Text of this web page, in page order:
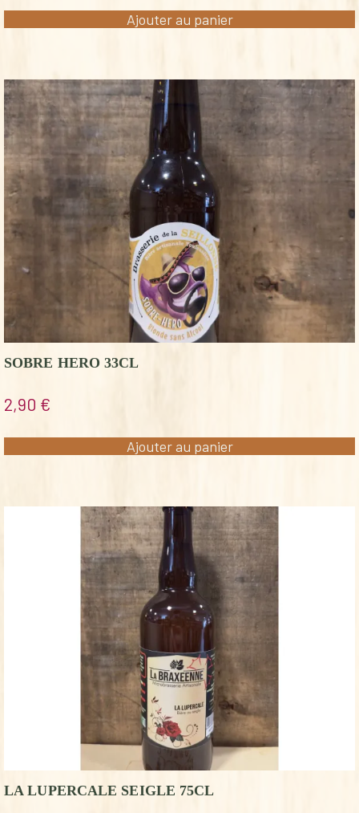
Ajouter au panier
SOBRE HERO 33CL
2,90 €
Ajouter au panier
LA LUPERCALE SEIGLE 75CL